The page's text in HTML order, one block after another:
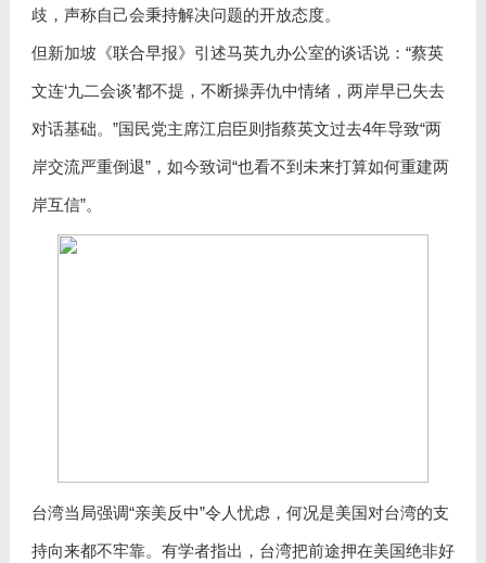
歧，声称自己会秉持解决问题的开放态度。
但新加坡《联合早报》引述马英九办公室的谈话说：“蔡英
文连‘九二会谈’都不提，不断操弄仇中情绪，两岸早已失去
对话基础。”国民党主席江启臣则指蔡英文过去4年导致“两
岸交流严重倒退”，如今致词“也看不到未来打算如何重建两
岸互信”。
台湾当局强调“亲美反中”令人忧虑，何况是美国对台湾的支
持向来都不牢靠。有学者指出，台湾把前途押在美国绝非好